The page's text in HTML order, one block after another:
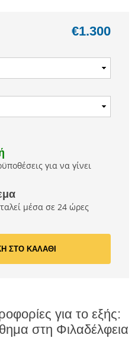
€1.300
για να γίνει
μέσα σε 24 ώρες
ΣΤΟ ΚΑΛΑΘΙ
για το εξής:
στη Φιλαδέλφεια